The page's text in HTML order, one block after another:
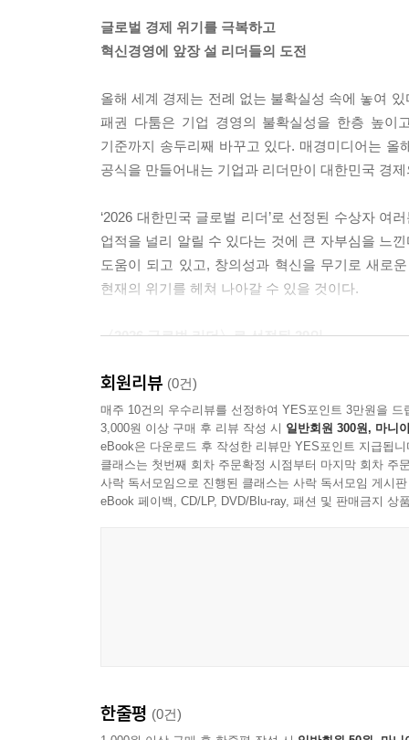
글로벌 경제 위기를 극복하고
혁신경영에 앞장 설 리더들의 도전
올해 세계 경제는 전례 없는 불확실성 속에 놓여
패권 다툼은 기업 경영의 불확실성을 한층 높이
기준까지 송두리째 바꾸고 있다. 매경미디어는 올
공식을 만들어내는 기업과 리더만이 대한민국 경
‘2026 대한민국 글로벌 리더’로 선정된 수상자
업적을 널리 알릴 수 있다는 것에 큰 자부심을 느
도움이 되고 있고, 창의성과 혁신을 무기로 새로
현재의 위기를 헤쳐 나아갈 수 있을 것이다.
〈2026 글로벌 리더〉로 선정된 29인
제마이홀딩스 이숙진 회장 / K-MARKET 고상구
에버켐 김종화 회장 / 영산그룹 박종범 회장 / 전
회장 / 코비스엔터프라이즈 황선양 대표 / 태화
덕신EPC 김명환 회장 / 근우 김재진 대표 / 한경
손봉락 회장 / 세운철강 신정택 회장 / 제너시스
형지엘리트 최준호 대표 / 부천대학교 한정석 총
회원리뷰 (0건)
매주 10건의 우수리뷰를 선정하여 YES포인트 3만원을 드
3,000원 이상 구매 후 리뷰 작성 시 일반회원 300원, 마니
eBook은 다운로드 후 작성한 리뷰만 YES포인트 지급됩니
클래스는 첫번째 회차 주문확정 시점부터 마지막 회차 주
사락 독서모임으로 진행된 클래스는 사락 독서모임 게시
eBook 페이백, CD/LP, DVD/Blu-ray, 패션 및 판매금지 상
한줄평 (0건)